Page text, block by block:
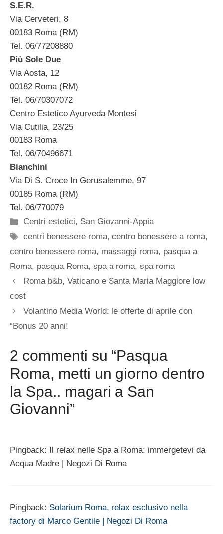
S.E.R.
Via Cerveteri, 8
00183 Roma (RM)
Tel. 06/77208880
Più Sole Due
Via Aosta, 12
00182 Roma (RM)
Tel. 06/70307072
Centro Estetico Ayurveda Montesi
Via Cutilia, 23/25
00183 Roma
Tel. 06/70496671
Bianchini
Via Di S. Croce In Gerusalemme, 97
00185 Roma (RM)
Tel. 06/770079
Categorie
Centri estetici, San Giovanni-Appia
Tag
centri benessere roma,centro benessere a roma,
centro benessere roma, massaggi roma, pasqua a
Roma, pasqua Roma, spa a roma, spa roma
Roma b&b, Vaticano e Santa Maria Maggiore low
cost
Volantino Media World: le offerte di aprile con
“Bonus 20 anni!
2 commenti su “Pasqua
Roma, metti un giorno dentro
la Spa.. magari a San
Giovanni”
Pingback: Il relax nelle Spa a Roma: immergetevi da
Acqua Madre | Negozi Di Roma
Pingback: Solarium Roma, relax esclusivo nella
factory di Marco Gentile | Negozi Di Roma